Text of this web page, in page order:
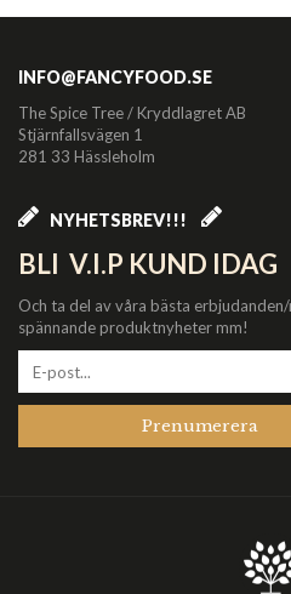
INFO@FANCYFOOD.SE
The Spice Tree / Kryddlagret AB
Stjärnfallsvägen 1
281 33 Hässleholm
NYHETSBREV!!!
BLI V.I.P KUND IDAG
Och ta del av våra bästa
spännande produktnyheter mm!
Prenumerera